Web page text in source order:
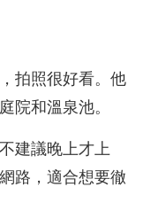
拍照很好看。他
院和溫泉池。
建議晚上才上
路，適合想要徹